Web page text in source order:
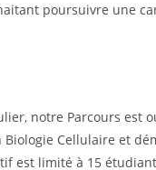
poursuivre une
notre Parcours est
Cellulaire et
est limité à 15